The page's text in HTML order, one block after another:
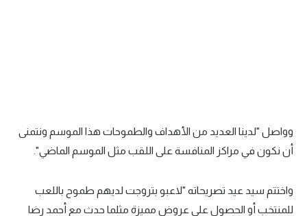
وواصل "لدينا العديد من الأهداف والطموحات هذا الموسم ونتمنى
أن نكون في مراكز المنافسة على اللقب مثل الموسم الماضي".
واختتم سيد عيد تصريحاته "لاعبو بتروجت لديهم طموح باللعب
للمنتخب أو الحصول على عروض مميزة مثلما حدث مع أحمد رضا